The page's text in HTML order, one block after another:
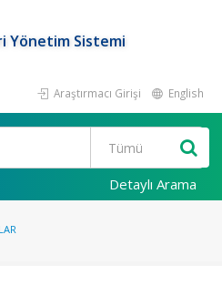
Yönetim Sistemi
Araştırmacı Girişi English
Detaylı Arama